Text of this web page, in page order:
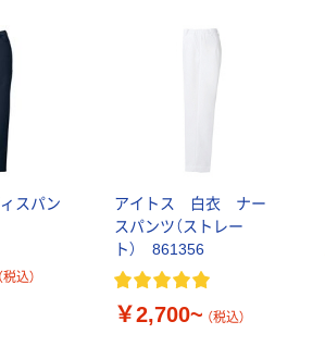
スパン
（税込）
アイトス 白衣 ナー
スパンツ（ストレー
ト） 861356
￥2,700~ （税込）